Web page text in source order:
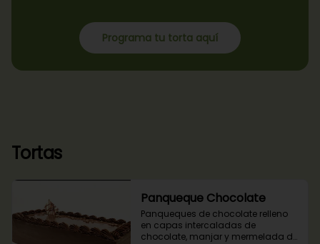
Programa tu torta aquí
Tortas
Panqueque Chocolate
Panqueques de chocolate relleno
en capas intercaladas de
chocolate, manjar y mermelada de